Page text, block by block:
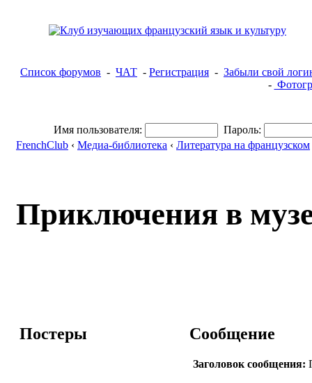
Список форумов - ЧАТ - Регистрация - Забыли свой
-
Имя пользователя:
Пароль:
FrenchClub ‹ Медиа-библиотека ‹ Литература на французском
Приключения в
Постеры Сообщение
Заголовок сообщения: